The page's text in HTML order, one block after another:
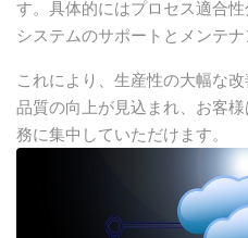
す。具体的にはプロセス適合
システムのサポートとメンテナ
これにより、生産性の大幅な
品質の向上が見込まれ、お客
務に集中していただけます。